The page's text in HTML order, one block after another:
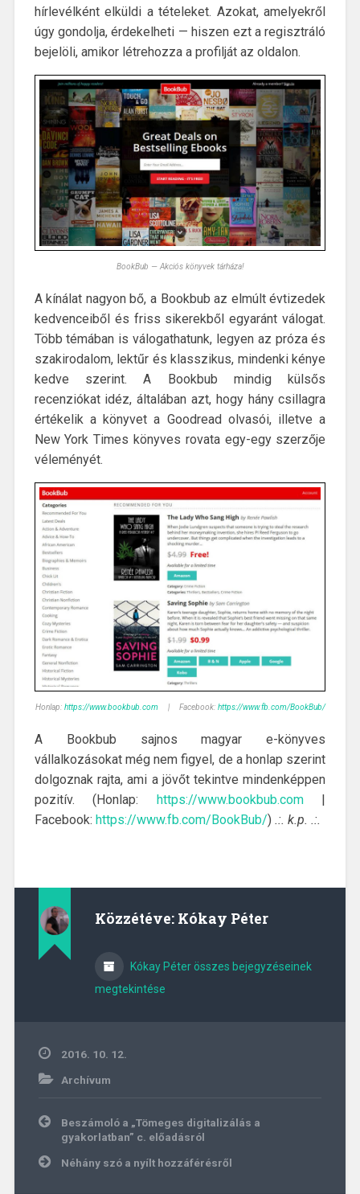
hírlevélként elküldi a tételeket. Azokat, amelyekről
úgy gondolja, érdekelheti — hiszen ezt a regisztráló
bejelöli, amikor létrehozza a profilját az oldalon.
BookBub — Akciós könyvek tárháza!
A kínálat nagyon bő, a Bookbub az elmúlt évtizedek
kedvenceiből és friss sikerekből egyaránt válogat.
Több témában is válogathatunk, legyen az próza és
szakirodalom, lektűr és klasszikus, mindenki kénye
kedve szerint. A Bookbub mindig külsős
recenziókat idéz, általában azt, hogy hány csillagra
értékelik a könyvet a Goodread olvasói, illetve a
New York Times könyves rovata egy-egy szerzője
véleményét.
Honlap: https://www.bookbub.com | Facebook: https://www.fb.com/BookBub/
A Bookbub sajnos magyar e-könyves
vállalkozásokat még nem figyel, de a honlap szerint
dolgoznak rajta, ami a jövőt tekintve mindenképpen
pozitív. (Honlap:
https://www.bookbub.com|
Facebook: https://www.fb.com/BookBub/) .:. k.p. .:.
Közzétéve: Kókay Péter
Kókay Péter összes bejegyzéseinek
megtekintése
2016. 10. 12.
Archívum
Bejegyzés
navigáció
Beszámoló a „Tömeges digitalizálás a
gyakorlatban” c. előadásról
Néhány szó a nyílt hozzáférésről